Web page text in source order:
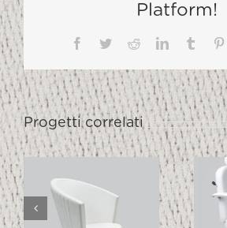
Platform!
Facebook
TwitterRedditLinkedInTumblr
Progetti correlati